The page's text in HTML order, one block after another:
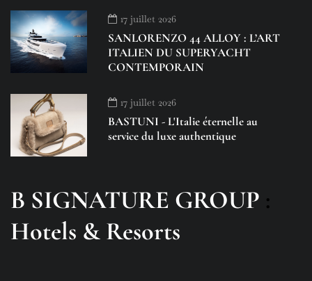
17 juillet 2026
SANLORENZO 44 ALLOY : L’ART
ITALIEN DU SUPERYACHT
CONTEMPORAIN
17 juillet 2026
BASTUNI - L'Italie éternelle au
service du luxe authentique
B SIGNATURE GROUP :
Hotels & Resorts